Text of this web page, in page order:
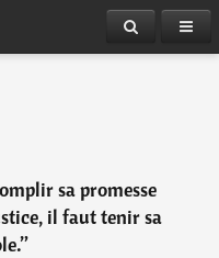
sa promesse
il faut tenir sa
”